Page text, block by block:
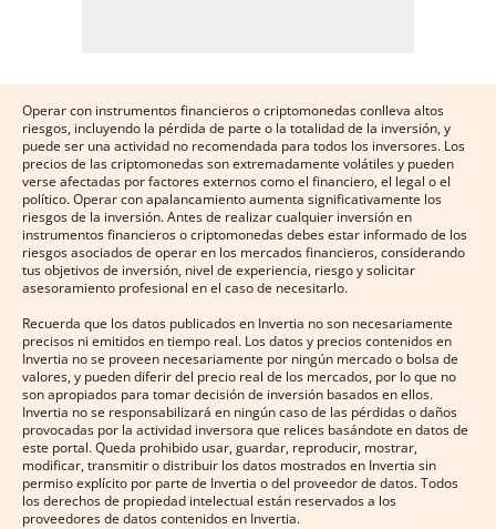
Operar con instrumentos financieros o criptomonedas conlleva altos
riesgos, incluyendo la pérdida de parte o la totalidad de la inversión, y
puede ser una actividad no recomendada para todos los inversores. Los
precios de las criptomonedas son extremadamente volátiles y pueden
verse afectadas por factores externos como el financiero, el legal o el
político. Operar con apalancamiento aumenta significativamente los
riesgos de la inversión. Antes de realizar cualquier inversión en
instrumentos financieros o criptomonedas debes estar informado de los
riesgos asociados de operar en los mercados financieros, considerando
tus objetivos de inversión, nivel de experiencia, riesgo y solicitar
asesoramiento profesional en el caso de necesitarlo.
Recuerda que los datos publicados en Invertia no son necesariamente
precisos ni emitidos en tiempo real. Los datos y precios contenidos en
Invertia no se proveen necesariamente por ningún mercado o bolsa de
valores, y pueden diferir del precio real de los mercados, por lo que no
son apropiados para tomar decisión de inversión basados en ellos.
Invertia no se responsabilizará en ningún caso de las pérdidas o daños
provocadas por la actividad inversora que relices basándote en datos de
este portal. Queda prohibido usar, guardar, reproducir, mostrar,
modificar, transmitir o distribuir los datos mostrados en Invertia sin
permiso explícito por parte de Invertia o del proveedor de datos. Todos
los derechos de propiedad intelectual están reservados a los
proveedores de datos contenidos en Invertia.